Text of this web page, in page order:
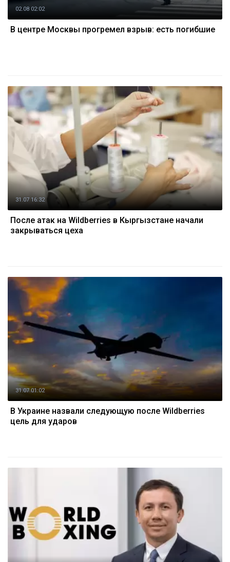
02.08 02:02
В центре Москвы прогремел взрыв: есть погибшие
31.07 16:32
После атак на Wildberries в Кыргызстане начали
закрываться цеха
31.07 01:02
В Украине назвали следующую после Wildberries
цель для ударов